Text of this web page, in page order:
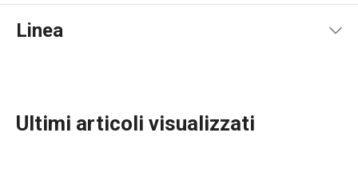
Linea
Ultimi articoli visualizzati